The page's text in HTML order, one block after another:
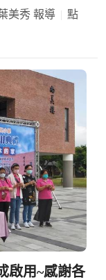
美秀 報導
點
啟用~感謝各